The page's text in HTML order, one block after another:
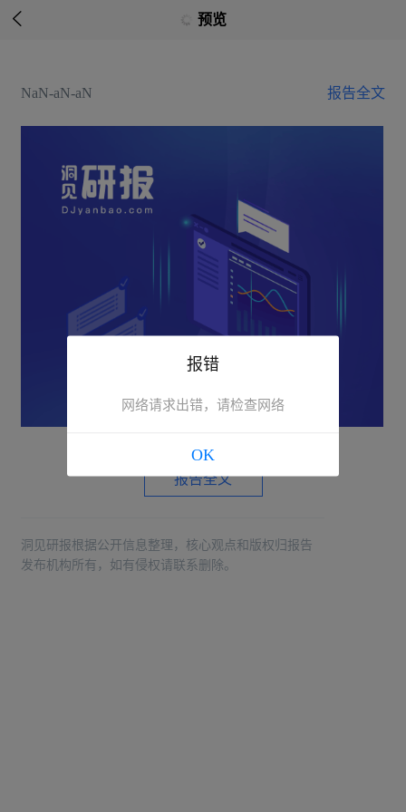
 预览
NaN-aN-aN 报告全文
报告全文
洞见研报根据公开信息整理，核心观点和版权归报告
发布机构所有，如有侵权请联系删除。
报错
网络请求出错，请检查网络
OK